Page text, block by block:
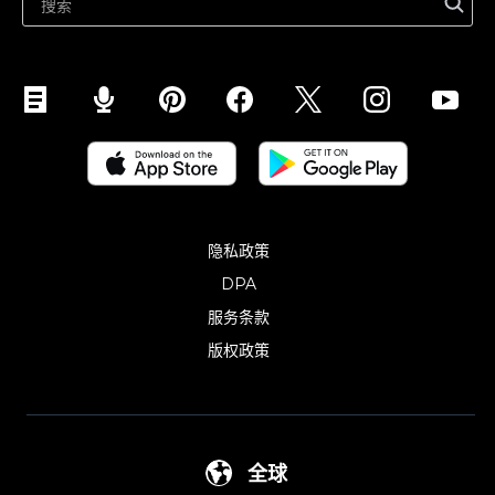
在 YouTube 上销售
隐私政策
DPA
服务条款
版权政策
全球